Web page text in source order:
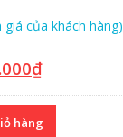
của khách hàng)
₫Giá
tại
là:
hàng